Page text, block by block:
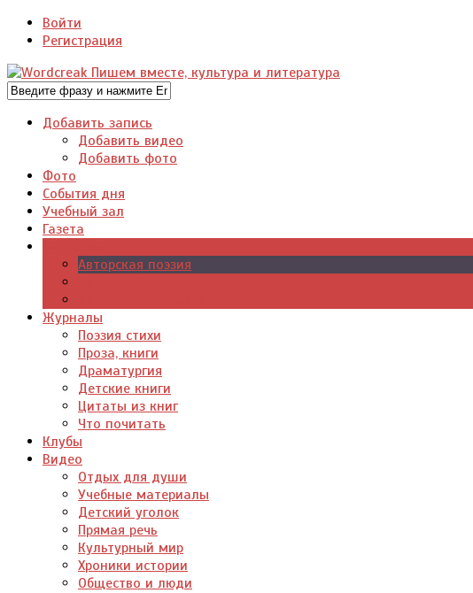
Войти
Регистрация
Добавить запись
Добавить видео
Добавить фото
Фото
События дня
Учебный зал
Газета
Авторская поэзия
Журналы
Поэзия стихи
Проза, книги
Драматургия
Детские книги
Цитаты из книг
Что почитать
Клубы
Видео
Отдых для души
Учебные материалы
Детский уголок
Прямая речь
Культурный мир
Хроники истории
Общество и люди